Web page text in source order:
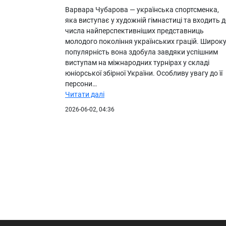
Варвара Чубарова — українська спортсменка,
яка виступає у художній гімнастиці та входить
числа найперспективніших представниць
молодого покоління українських грацій. Широку
популярність вона здобула завдяки успішним
виступам на міжнародних турнірах у складі
юніорської збірної України. Особливу увагу до її
персони…
Читати далі
2026-06-02, 04:36